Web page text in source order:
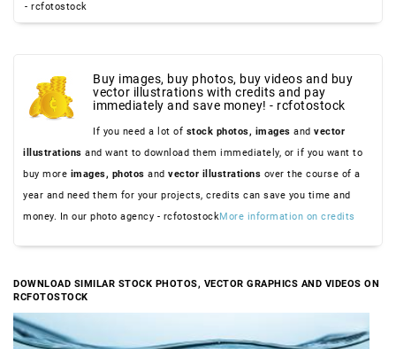
- rcfotostock
Buy images, buy photos, buy videos and buy
vector illustrations with credits and pay
immediately and save money! - rcfotostock
If you need a lot of stock photos, images and vector
illustrations and want to download them immediately, or if you want to
buy more images, photos and vector illustrations over the course of a
year and need them for your projects, credits can save you time and
money. In our photo agency - rcfotostockMore information on credits
DOWNLOAD SIMILAR STOCK PHOTOS, VECTOR GRAPHICS AND VIDEOS ON
RCFOTOSTOCK